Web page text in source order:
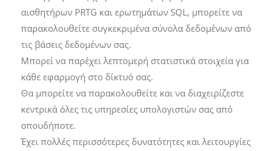
αισθητήρων PRTG και ερωτημάτων SQL, μπορείτε να
παρακολουθείτε συγκεκριμένα σύνολα δεδομένων από
τις βάσεις δεδομένων σας.
Μπορεί να παρέχει λεπτομερή στατιστικά στοιχεία για
κάθε εφαρμογή στο δίκτυό σας.
Θα μπορείτε να παρακολουθείτε και να διαχειρίζεστε
κεντρικά όλες τις υπηρεσίες υπολογιστών σας από
οπουδήποτε.
Έχει πολλές περισσότερες δυνατότητες και λειτουργίες